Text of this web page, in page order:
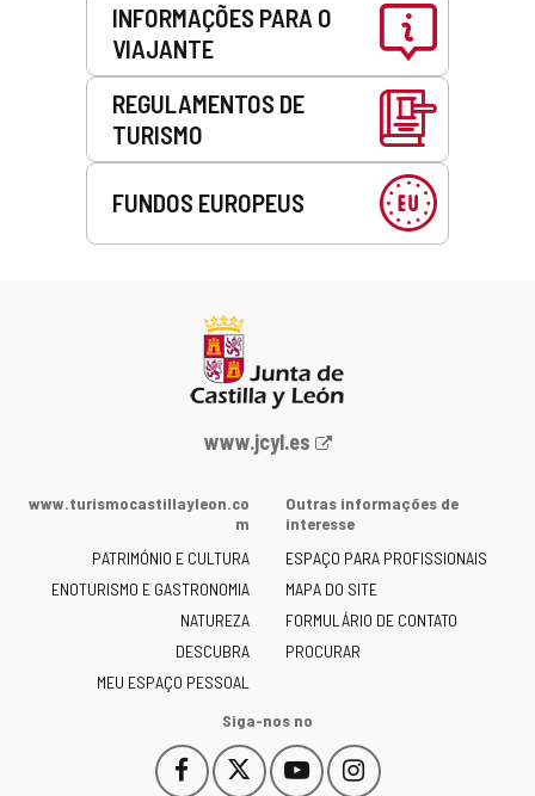
INFORMAÇÕES PARA O
VIAJANTE
REGULAMENTOS DE
TURISMO
FUNDOS EUROPEUS
Portal
Junta
Castilla
y
León
-
www.jcyl.es
www.turismocastillayleon.co
m
PATRIMÓNIO E CULTURA
ENOTURISMO E GASTRONOMIA
NATUREZA
DESCUBRA
MEU ESPAÇO PESSOAL
Outras informações de
interesse
ESPAÇO PARA PROFISSIONAIS
MAPA DO SITE
FORMULÁRIO DE CONTATO
PROCURAR
Siga-nos no
Facebook
Este
Este
YouTube
Este
Instagram
Este